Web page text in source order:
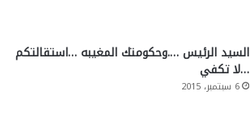
السيد الرئيس ….وحكومتك المغيبه …استقالتكم
…لا تكفي
6 سبتمبر، 2015